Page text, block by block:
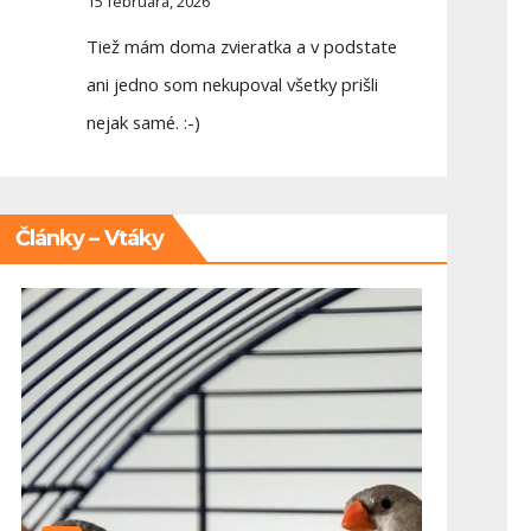
Tiež mám doma zvieratka a v podstate
ani jedno som nekupoval všetky prišli
nejak samé. :-)
Články – Vtáky